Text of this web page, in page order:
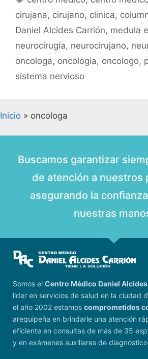
cirujana, cirujano, clinica,
Daniel Alcides Carrión, medula
neurocirugía, neurocirujano,
oncologa, oncologia, oncologo,
sistema nervioso
Inicio » oncologa
Buscamos garantizar
de atención a nuestros
asegurando la
nuestras
Somos el Centro Médico Daniel
lider en servicios de salud en la ciudad
el año 2002 estamos comprometidos
arequipeña en brindarle una atención
eficiente en consultas de más de 35
y en exámenes auxiliares de